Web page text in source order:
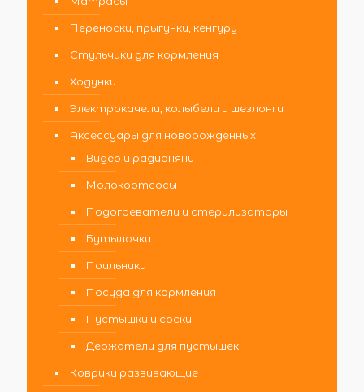
Переноски, прыгунки, кенгуру
Стульчики для кормления
Ходунки
Электрокачели, колыбели и шезлонги
Аксессуары для новорожденных
Видео и радионяни
Молокоотсосы
Подогреватели и стерилизаторы
Бутылочки
Поильники
Посуда для кормления
Пустышки и соски
Держатели для пустышек
Коврики развивающие